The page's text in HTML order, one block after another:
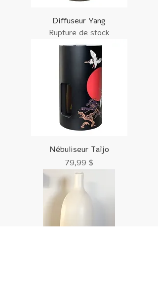
Diffuseur Yang
Rupture de stock
Nébuliseur Taîjo
Prix
79,99 $